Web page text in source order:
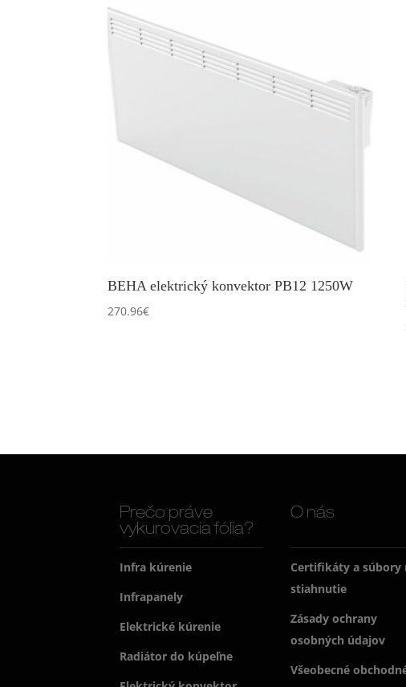
BEHA elektrický konvektor PB12 1250W
270.96€
Prečo práve
vykurovacia fólia?
Infra kúrenie
Infrapanely
Elektrické kúrenie
Radiátor do kúpeľne
O nás
Certifikáty a súbory
stiahnutie
Zásady ochrany
osobných údajov
Všeobecné